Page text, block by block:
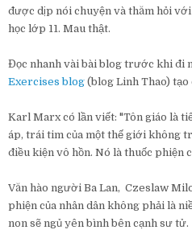
được dịp nói chuyện và thăm hỏi
học lớp 11. Mau thật.
Đọc nhanh vài bài blog trước khi đi
Exercises blog (blog Linh Thao) tạo
Karl Marx có lần viết: "Tôn giáo là
áp, trái tim của một thế giới không
điều kiện vô hồn. Nó là thuốc phiện
Văn hào người Ba Lan, Czeslaw
phiện của nhân dân không phải là
non sẽ ngủ yên bình bên cạnh sư